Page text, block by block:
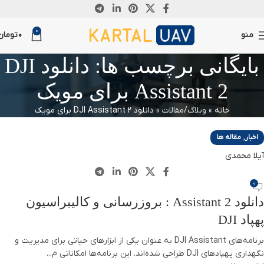
منو 0
0
بایگانی برچسب ها: دانلود DJI
Assistant 2 برای مویک
خانه » وبلاگ/مقالات »دانلود DJI Assistant 2 برای مویک
سپتامبر
اخبار, مقاله ها
آیلا محمدی
0
دانلود 2 Assistant : بروزرسانی و کالیبراسیون
پهپاد DJI
برنامه‌های DJI Assistant به عنوان یکی از ابزارهای حیاتی برای مدیریت و
نگهداری پهپادهای DJI طراحی شده‌اند. این برنامه‌ها امکاناتی م...